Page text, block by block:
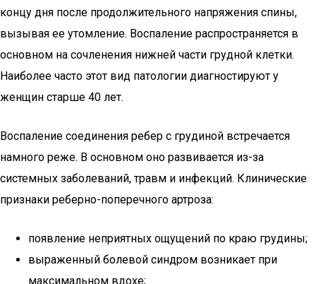
концу дня после продолжительного напряжения спины,
вызывая ее утомление. Воспаление распространяется в
основном на сочленения нижней части грудной клетки.
Наиболее часто этот вид патологии диагностируют у
женщин старше 40 лет.
Воспаление соединения ребер с грудиной встречается
намного реже. В основном оно развивается из-за
системных заболеваний, травм и инфекций. Клинические
признаки реберно-поперечного артроза:
появление неприятных ощущений по краю грудины;
выраженный болевой синдром возникает при
максимальном вдохе;